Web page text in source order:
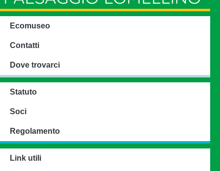
Ecomuseo
Contatti
Dove trovarci
Statuto
Soci
Regolamento
Link utili